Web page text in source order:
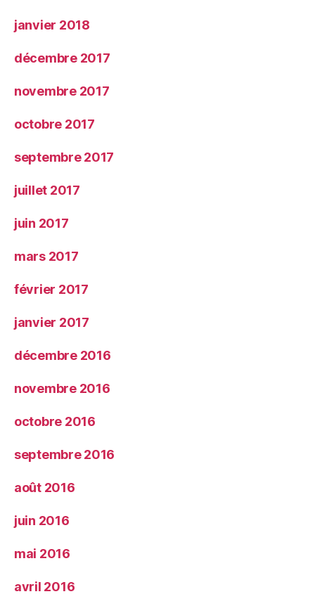
janvier 2018
décembre 2017
novembre 2017
octobre 2017
septembre 2017
juillet 2017
juin 2017
mars 2017
février 2017
janvier 2017
décembre 2016
novembre 2016
octobre 2016
septembre 2016
août 2016
juin 2016
mai 2016
avril 2016